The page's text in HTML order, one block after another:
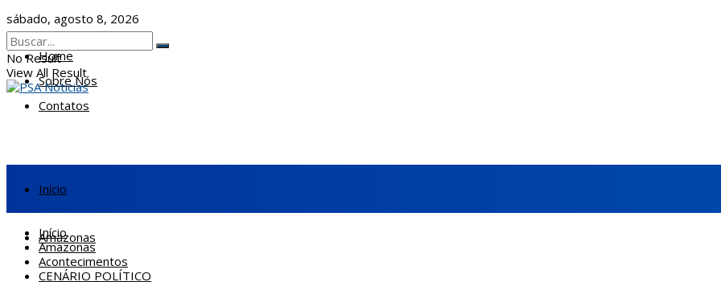
sábado, agosto 8, 2026
Home
Sobre Nós
Contatos
No Result
View All Result
Início
Amazonas
Início
Amazonas
Acontecimentos
CENÁRIO POLÍTICO